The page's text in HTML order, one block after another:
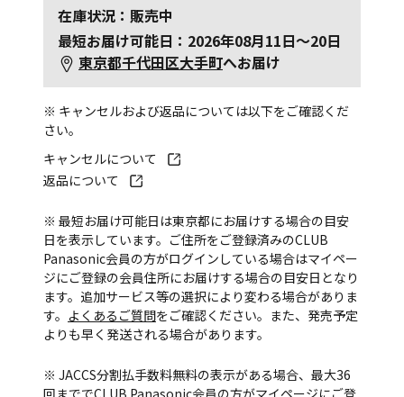
在庫状況：販売中
最短お届け可能日：2026年08月11日～20日
東京都千代田区大手町へお届け
※ キャンセルおよび返品については以下をご確認くだ
さい。
キャンセルについて
返品について
※ 最短お届け可能日は東京都にお届けする場合の目安
日を表示しています。ご住所をご登録済みのCLUB
Panasonic会員の方がログインしている場合はマイペー
ジにご登録の会員住所にお届けする場合の目安日となり
ます。追加サービス等の選択により変わる場合がありま
す。 よくあるご質問をご確認ください。また、発売予定
よりも早く発送される場合があります。
※ JACCS分割払手数料無料の表示がある場合、最大36
回まででCLUB Panasonic会員の方がマイページにご登